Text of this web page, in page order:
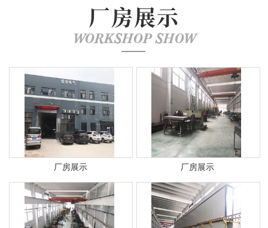
厂房展示
WORKSHOP SHOW
厂房展示 厂房展示